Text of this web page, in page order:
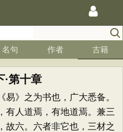
名句 作者 古籍
·第十章
为书也，广大悉备。
有人道焉，有地道焉。兼三
故六。六者非它也，三材之